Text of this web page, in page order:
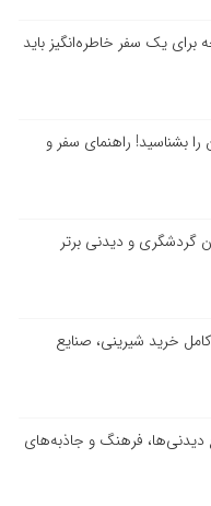
برای یک سفر خاطره‌انگیز باید
بشناسید! راهنمای سفر و
خرید شیرینی، صنایع
دیدنی‌ها، فرهنگ و جاذبه‌های